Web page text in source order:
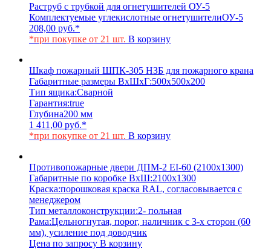
Раструб с трубкой для огнетушителей ОУ-5
Комплектуемые углекислотные огнетушителиОУ-5
208,00 руб.*
*при покупке от 21 шт. В корзину
Шкаф пожарный ШПК-305 НЗБ для пожарного крана
Габаритные размеры ВхШхГ:500х500х200
Тип ящика:Сварной
Гарантия:true
Глубина200 мм
1 411,00 руб.*
*при покупке от 21 шт. В корзину
Противопожарные двери ДПМ-2 EI-60 (2100х1300)
Габаритные по коробке ВхШ:2100х1300
Краска:порошковая краска RAL, согласовывается с
менеджером
Тип металлоконструкции:2- польная
Рама:Цельногнутая, порог, наличник с 3-х сторон (60
мм), усиление под доводчик
Цена по запросу В корзину